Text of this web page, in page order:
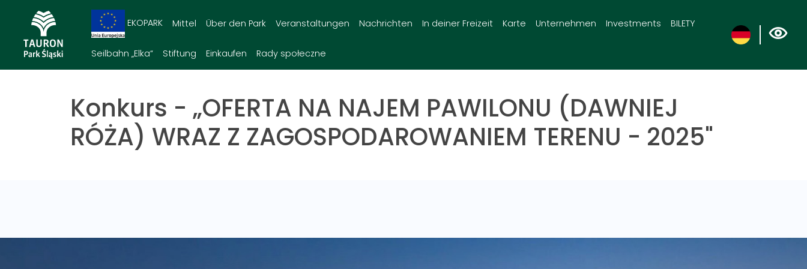
EKOPARK Mittel Über den Park Veranstaltungen Nachrichten In deiner Freizeit Karte Unternehmen Investments BILETY
Seilbahn „Elka“ Stiftung Einkaufen Rady społeczne
Konkurs - „OFERTA NA NAJEM PAWILONU (DAWNIEJ
RÓŻA) WRAZ Z ZAGOSPODAROWANIEM TERENU - 2025"